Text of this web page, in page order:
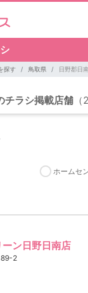
探す 鳥取県 日野郡日
チラシ掲載店舗
ホームセ
ン日野日南店
2